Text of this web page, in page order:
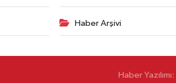
Haber Arşivi
Haber Yazılımı: